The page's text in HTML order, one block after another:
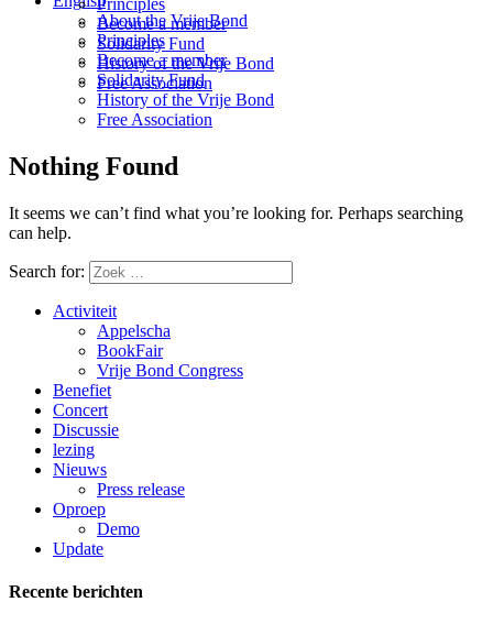
Principles
Become a member
Solidarity Fund
History of the Vrije Bond
Free Association
About the Vrije Bond
Principles
Become a member
Solidarity Fund
History of the Vrije Bond
Free Association
Nothing Found
It seems we can’t find what you’re looking for. Perhaps searching
can help.
Search for:
Activiteit
Appelscha
BookFair
Vrije Bond Congress
Benefiet
Concert
Discussie
lezing
Nieuws
Press release
Oproep
Demo
Update
Recente berichten